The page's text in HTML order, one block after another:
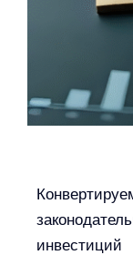
инвестиций